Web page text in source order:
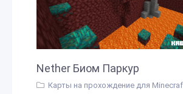
Nether Биом Паркур
Карты на прохождение для